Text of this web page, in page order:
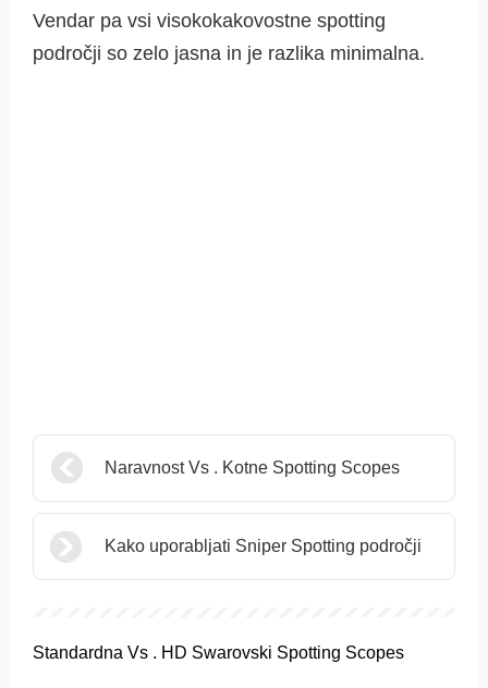
Vendar pa vsi visokokakovostne spotting
področji so zelo jasna in je razlika minimalna.
Naravnost Vs . Kotne Spotting Scopes
Kako uporabljati Sniper Spotting področji
Standardna Vs . HD Swarovski Spotting Scopes